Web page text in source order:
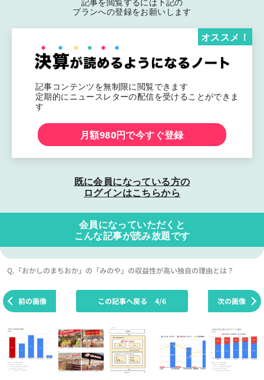
プランへの登録をお願いします
記事コンテンツを無制限に閲覧できます
定期的にニュースレターの配信を受けることができま
す
オススメ！
月額980円で今すぐ登録
既に会員になっている方の
ログインはこちらから
会員になっていただくと
こんな記事が読み放題です
Q.「おかしのまちおか」の「みのや」の収益性が高い独自の理由とは？
前の画像 次の画像
この記事へ戻る 4/6